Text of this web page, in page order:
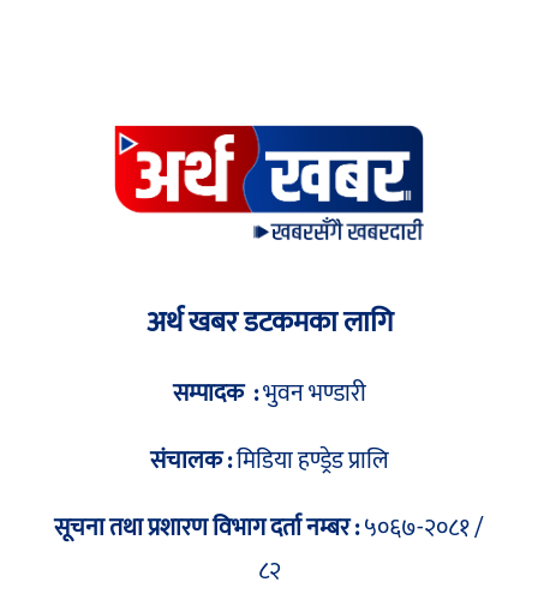
अर्थ खबर डटकमका लागि
सम्पादक :भुवन भण्डारी
संचालक :मिडिया हण्ड्रेड प्रालि
सूचना तथा प्रशारण विभाग दर्ता नम्बर :५०६७-२०८१ /
८२